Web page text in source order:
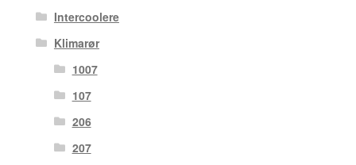
Intercoolere
Klimarør
1007
107
206
207